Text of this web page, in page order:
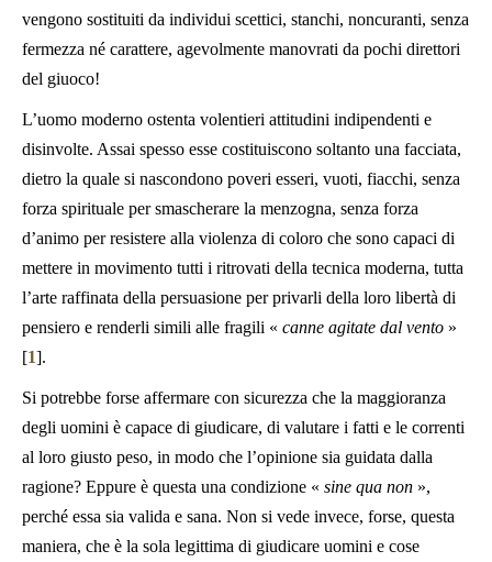
vengono sostituiti da individui scettici, stanchi, noncuranti, senza
fermezza né carattere, agevolmente manovrati da pochi direttori
del giuoco!
L’uomo moderno ostenta volentieri attitudini indipendenti e
disinvolte. Assai spesso esse costituiscono soltanto una facciata,
dietro la quale si nascondono poveri esseri, vuoti, fiacchi, senza
forza spirituale per smascherare la menzogna, senza forza
d’animo per resistere alla violenza di coloro che sono capaci di
mettere in movimento tutti i ritrovati della tecnica moderna, tutta
l’arte raffinata della persuasione per privarli della loro libertà di
pensiero e renderli simili alle fragili « canne agitate dal vento »
[1].
Si potrebbe forse affermare con sicurezza che la maggioranza
degli uomini è capace di giudicare, di valutare i fatti e le correnti
al loro giusto peso, in modo che l’opinione sia guidata dalla
ragione? Eppure è questa una condizione « sine qua non »,
perché essa sia valida e sana. Non si vede invece, forse, questa
maniera, che è la sola legittima di giudicare uomini e cose